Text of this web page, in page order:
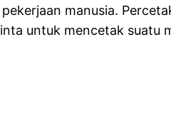
manusia.
untuk mencetak suatu